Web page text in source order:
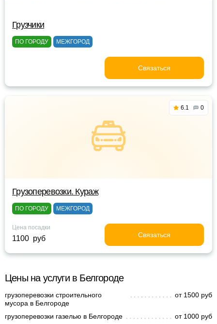
Грузчики
ПО ГОРОДУ МЕЖГОРОД
Связаться
6.1 0
Грузоперевозки. Кураж
ПО ГОРОДУ МЕЖГОРОД
Цена посадки
1100 руб Связаться
Цены на услуги в Белгороде
грузоперевозки строительного
мусора в Белгороде
от 1500 руб
грузоперевозки газелью в Белгороде
от 1000 руб